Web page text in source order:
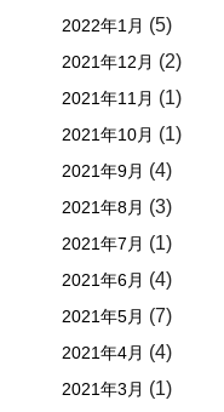
2022年1月 (5)
2021年12月 (2)
2021年11月 (1)
2021年10月 (1)
2021年9月 (4)
2021年8月 (3)
2021年7月 (1)
2021年6月 (4)
2021年5月 (7)
2021年4月 (4)
2021年3月 (1)